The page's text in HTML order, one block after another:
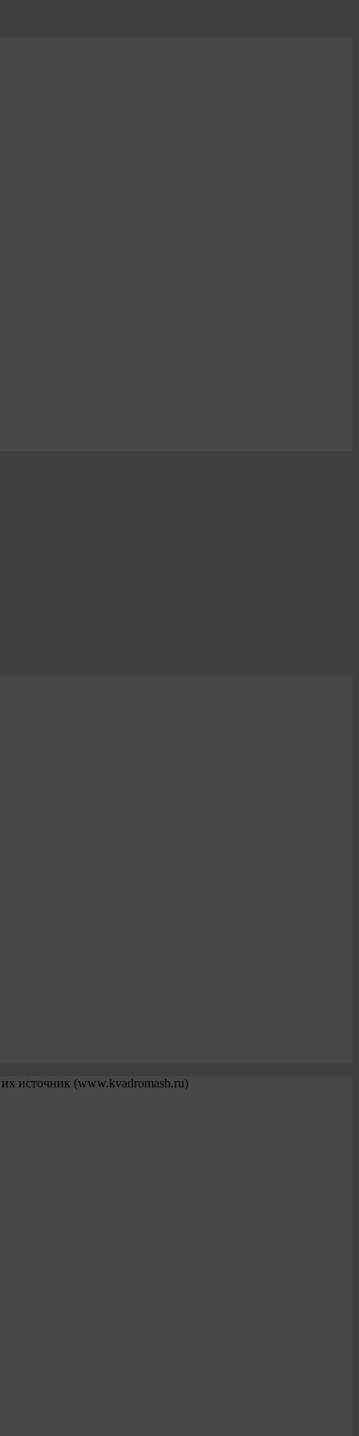
источник (www.kvadromash.ru)